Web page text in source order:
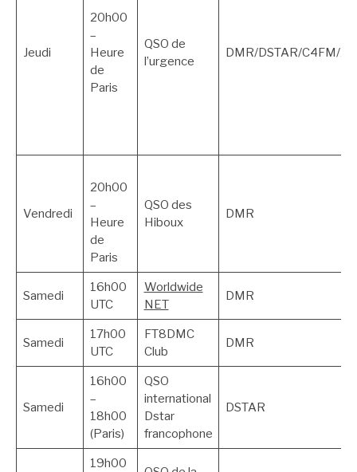
Jeudi
20h00
–
Heure
de
Paris
QSO de
l’urgence
DMR/DSTAR/C4FM/
Vendredi
20h00
–
Heure
de
Paris
QSO des
Hiboux
DMR
Samedi
16h00
UTC
Worldwide
NET
DMR
Samedi
17h00
UTC
FT8DMC
Club
DMR
Samedi
16h00
–
18h00
(Paris)
QSO
international
Dstar
francophone
DSTAR
19h00